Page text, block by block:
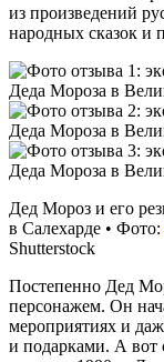
из произведений
народных сказок и
Дед Мороз и его
в Салехарде • Фото:
Shutterstock
Постепенно Дед
персонажем. Он
мероприятиях и
и подарками. А вот